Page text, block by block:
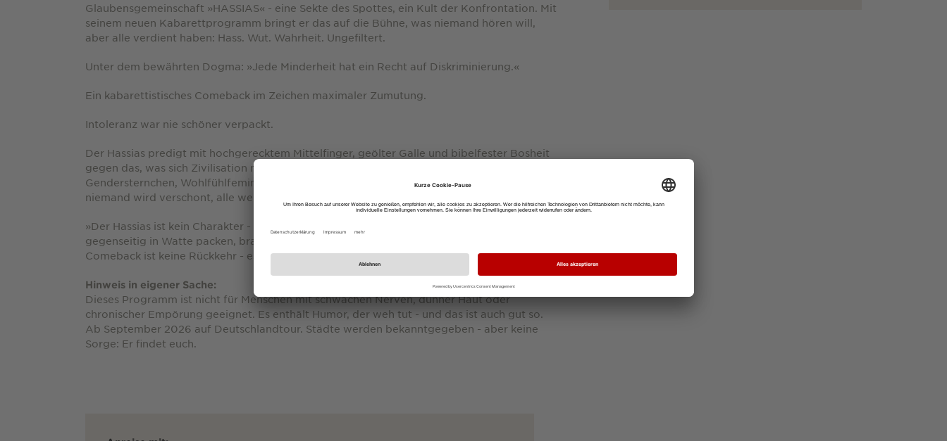
Glaubensgemeinschaft »HASSIAS« - eine Sekte des Spottes, ein Kult der Konfrontation. Mit
seinem neuen Kabarettprogramm bringt er das auf die Bühne, was niemand hören will,
aber alle verdient haben: Hass. Wut. Wahrheit. Ungefiltert.
Unter dem bewährten Dogma: »Jede Minderheit hat ein Recht auf Diskriminierung.«
Ein kabarettistisches Comeback im Zeichen maximaler Zumutung.
Intoleranz war nie schöner verpackt.
Der Hassias predigt mit hochgerecktem Mittelfinger, geölter Galle und bibelfester Bosheit
gegen das, was sich Zivilisation nennt: Political Correctness, Lifestylelinke, Almans,
Gendersternchen, Wohlfühlfeminismus, AfDler, Veganer, Yoga-Moms, Impfgegner -
niemand wird verschont, alle werden geliebt. Und zwar gehasst.
»Der Hassias ist kein Charakter - er ist eine Notwendigkeit. In einer Welt, in der sich alle
gegenseitig in Watte packen, braucht es jemanden, der mit Nägeln schmeißt. Dieses
Comeback ist keine Rückkehr - es ist ein Rückfall. Und zwar mit voller Absicht.«
Hinweis in eigener Sache:
Dieses Programm ist nicht für Menschen mit schwachen Nerven, dünner Haut oder
chronischer Empörung geeignet. Es enthält Humor, der weh tut - und das ist auch gut so.
Ab September 2026 auf Deutschlandtour. Städte werden bekanntgegeben - aber keine
Sorge: Er findet euch.